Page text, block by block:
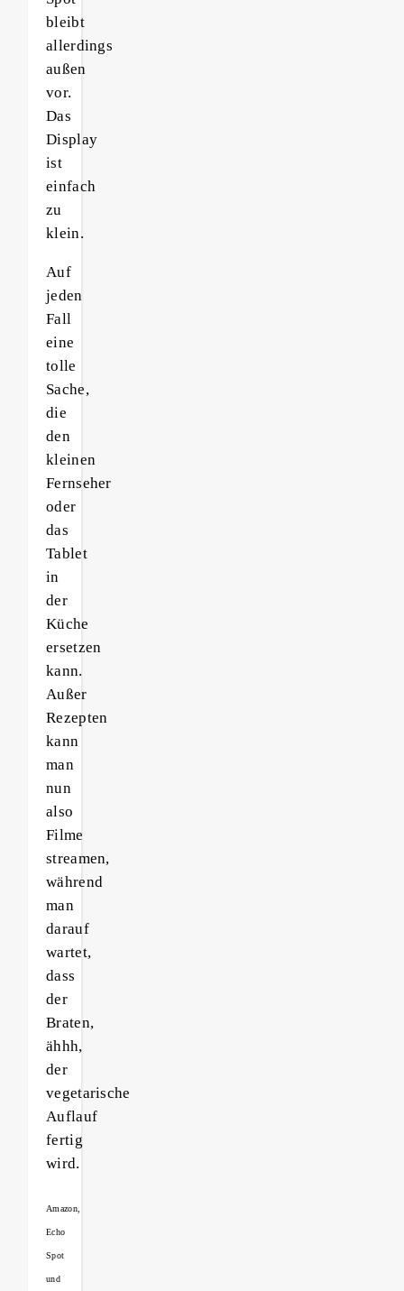
bleibt
allerdings
außen
vor.
Das
Display
ist
einfach
zu
klein.
Auf
jeden
Fall
eine
tolle
Sache,
die
den
kleinen
Fernseher
oder
das
Tablet
in
der
Küche
ersetzen
kann.
Außer
Rezepten
kann
man
nun
also
Filme
streamen,
während
man
darauf
wartet,
dass
der
Braten,
ähhh,
der
vegetarische
Auflauf
fertig
wird.
Amazon,
Echo
Spot
und